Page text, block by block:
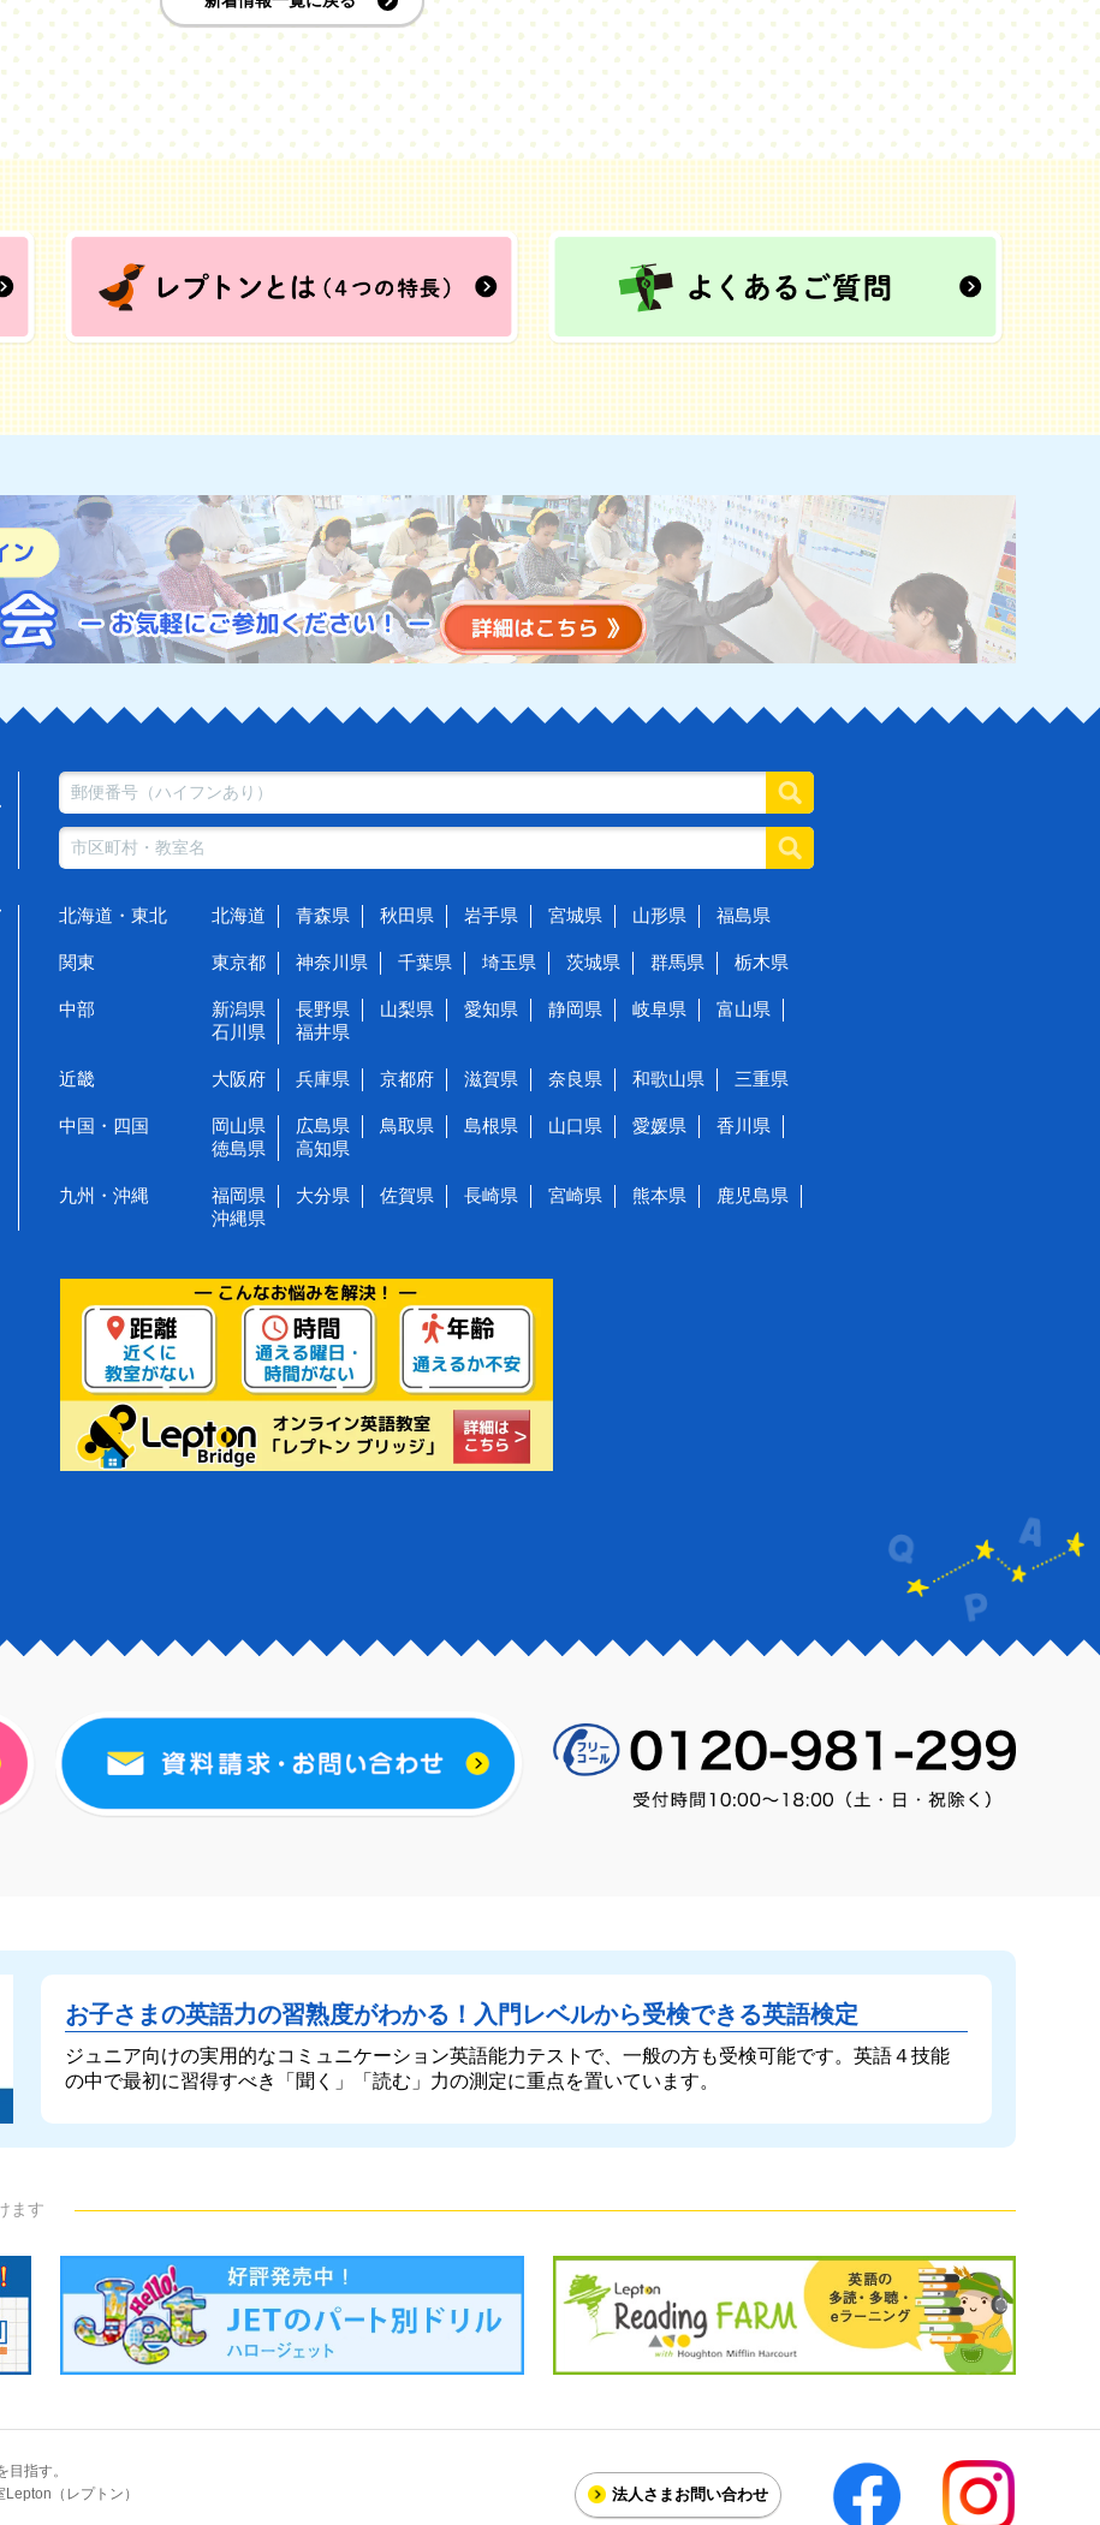
北海道・東北 北海道 青森県 秋田県 岩手県 宮城県 山形県 福島県
関東 東京都 神奈川県 千葉県 埼玉県 茨城県 群馬県 栃木県
中部 新潟県 長野県 山梨県 愛知県 静岡県 岐阜県
富山県
石川県
福井県
近畿 大阪府 兵庫県 京都府 滋賀県 奈良県 和歌山県 三重県
中国・四国 岡山県 広島県 鳥取県 島根県 山口県 愛媛県
香川県
徳島県
高知県
九州・沖縄 福岡県 大分県 佐賀県 長崎県 宮崎県 熊本県
鹿児島県
沖縄県
お子さまの英語力の習熟度がわかる！ 入門レベルから受検できる英語検定
ジュニア向けの実用的なコミュニケーション英語能力テストで、一般の方も受検可能です。英語４技能
の中で最初に習得すべき「聞く」「読む」力の測定に重点を置いています。
ます
指す。
（レプトン）
法人さま お問い合わせ